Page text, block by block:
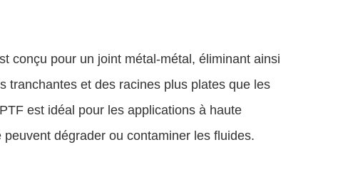
conçu pour un joint métal-métal, éliminant ainsi
tranchantes et des racines plus plates que les
est idéal pour les applications à haute
dégrader ou contaminer les fluides.